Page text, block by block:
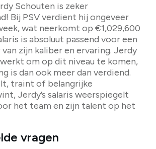
Schouten is zeker
Bij PSV verdient hij ongeveer
wat neerkomt op €1,029,600
is absoluut passend voor een
zijn kaliber en ervaring. Jerdy
om op dit niveau te komen,
is dan ook meer dan verdiend.
traint of belangrijke
Jerdy’s salaris weerspiegelt
het team en zijn talent op het
vragen